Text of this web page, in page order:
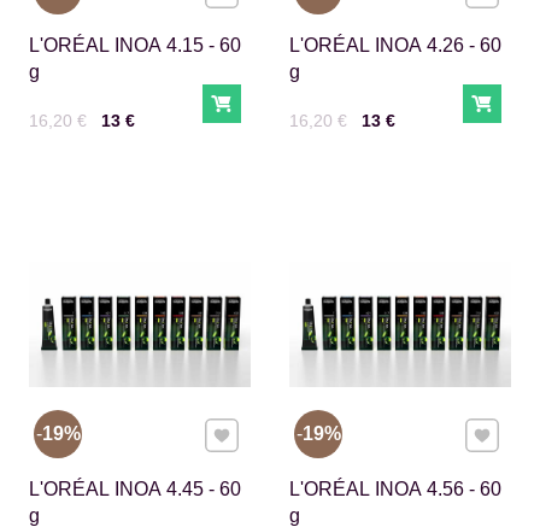
L'ORÉAL INOA 4.15 - 60
g
Cena s DPH13 €
Pred zľavou:
16,20 € Do košíka
L'ORÉAL INOA 4.26 - 60
g
Cena s DPH13 €
Pred zľavou:
16,20 € Do
L'ORÉAL INOA 4.45 - 60
g
19% Pridať k Obľúbeným
L'ORÉAL INOA 4.56 - 60
g
19% Pridať